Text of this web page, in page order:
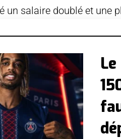
un salaire doublé et une